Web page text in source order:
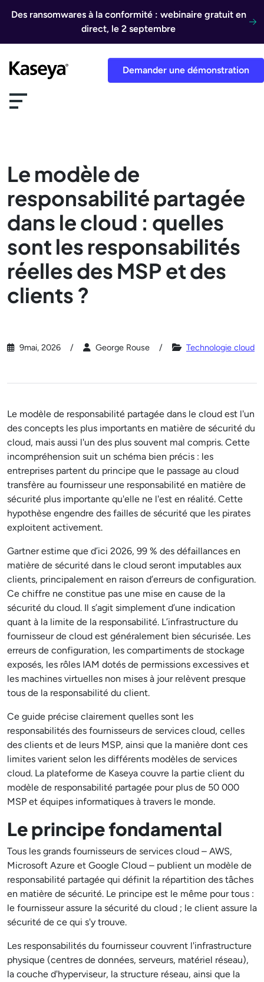
Des ransomwares à la conformité : webinaire gratuit en
direct, le 2 septembre
Demander une démonstration
Le modèle de
responsabilité partagée
dans le cloud : quelles
sont les responsabilités
réelles des MSP et des
clients ?
9mai, 2026 George Rouse Technologie cloud
Le modèle de responsabilité partagée dans le cloud est l'un
des concepts les plus importants en matière de sécurité du
cloud, mais aussi l'un des plus souvent mal compris. Cette
incompréhension suit un schéma bien précis : les
entreprises partent du principe que le passage au cloud
transfère au fournisseur une responsabilité en matière de
sécurité plus importante qu'elle ne l'est en réalité. Cette
hypothèse engendre des failles de sécurité que les pirates
exploitent activement.
Gartner estime que d’ici 2026, 99 % des défaillances en
matière de sécurité dans le cloud seront imputables aux
clients, principalement en raison d’erreurs de configuration.
Ce chiffre ne constitue pas une mise en cause de la
sécurité du cloud. Il s’agit simplement d’une indication
quant à la limite de la responsabilité. L’infrastructure du
fournisseur de cloud est généralement bien sécurisée. Les
erreurs de configuration, les compartiments de stockage
exposés, les rôles IAM dotés de permissions excessives et
les machines virtuelles non mises à jour relèvent presque
tous de la responsabilité du client.
Ce guide précise clairement quelles sont les
responsabilités des fournisseurs de services cloud, celles
des clients et de leurs MSP, ainsi que la manière dont ces
limites varient selon les différents modèles de services
cloud. La plateforme de Kaseya couvre la partie client du
modèle de responsabilité partagée pour plus de 50 000
MSP et équipes informatiques à travers le monde.
Le principe fondamental
Tous les grands fournisseurs de services cloud – AWS,
Microsoft Azure et Google Cloud – publient un modèle de
responsabilité partagée qui définit la répartition des tâches
en matière de sécurité. Le principe est le même pour tous :
le fournisseur assure la sécurité du cloud ; le client assure la
sécurité de ce qui s'y trouve.
Les responsabilités du fournisseur couvrent l'infrastructure
physique (centres de données, serveurs, matériel réseau),
la couche d'hyperviseur, la structure réseau, ainsi que la